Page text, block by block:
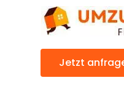
Jetzt